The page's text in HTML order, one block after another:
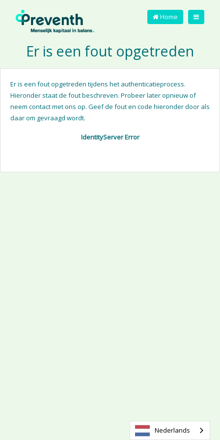
Home
Er is een fout opgetreden
Er is een fout opgetreden tijdens het authenticatieprocess.
Hieronder staat de fout beschreven. Probeer later opnieuw of
neem contact met ons op. Geef de fout en code hieronder door als
daar om gevraagd wordt.
IdentityServer Error
Nederlands